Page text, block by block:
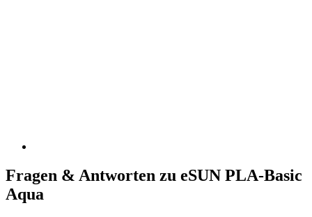
Fragen & Antworten zu eSUN PLA-Basic
Aqua